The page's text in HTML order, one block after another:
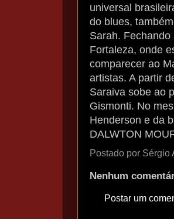
universal
do blues,
Sarah.
Fortaleza, onde
comparecer ao
artistas. A partir
Saraiva sobe ao
Gismonti. No
Henderson e da
DALWTON
Postado por Sérgio
Nenhum
Postar um